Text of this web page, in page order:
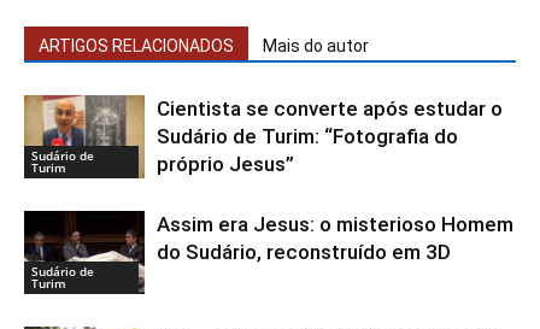
ARTIGOS RELACIONADOS Mais do autor
Sudário de
Turim
Cientista se converte após estudar o
Sudário de Turim: “Fotografia do
próprio Jesus”
Sudário de
Turim
Assim era Jesus: o misterioso Homem
do Sudário, reconstruído em 3D